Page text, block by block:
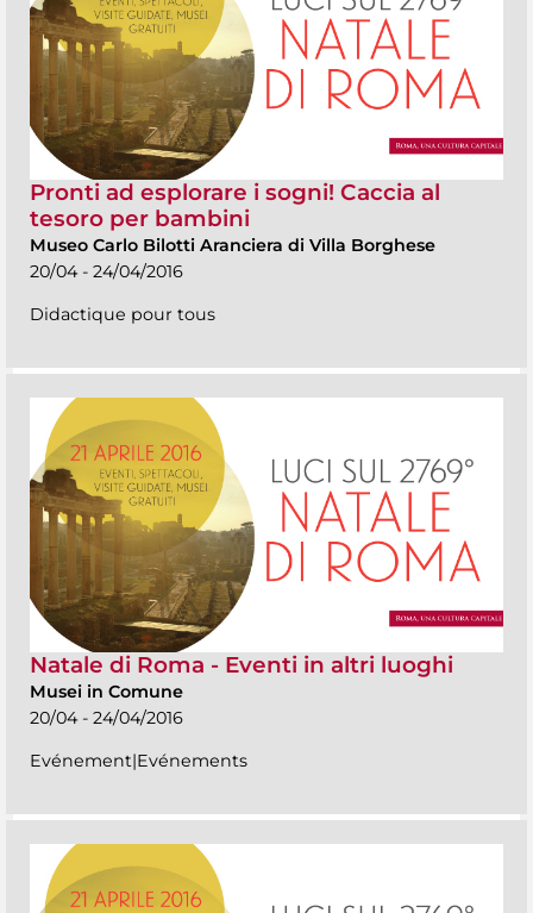
Pronti ad esplorare i sogni! Caccia al
tesoro per bambini
Museo Carlo Bilotti Aranciera di Villa Borghese
20/04 - 24/04/2016
Didactique pour tous
Natale di Roma - Eventi in altri luoghi
Musei in Comune
20/04 - 24/04/2016
Evénement|Evénements